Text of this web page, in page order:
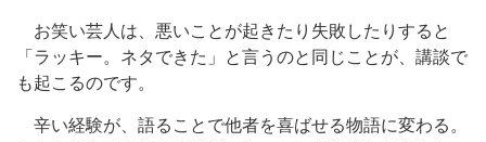
お笑い芸人は、悪いことが起きたり失敗したりすると
「ラッキー。ネタできた」と言うのと同じことが、講談で
も起こるのです。
辛い経験が、語ることで他者を喜ばせる物語に変わる。